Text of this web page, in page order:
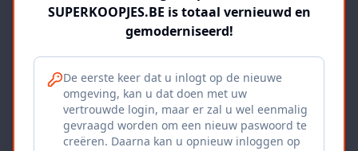
SUPERKOOPJES.BE is totaal vernieuwd en
gemoderniseerd!
De eerste keer dat u inlogt op de nieuwe
omgeving, kan u dat doen met uw
vertrouwde login, maar er zal u wel eenmalig
gevraagd worden om een nieuw paswoord te
creëren. Daarna kan u opnieuw inloggen op